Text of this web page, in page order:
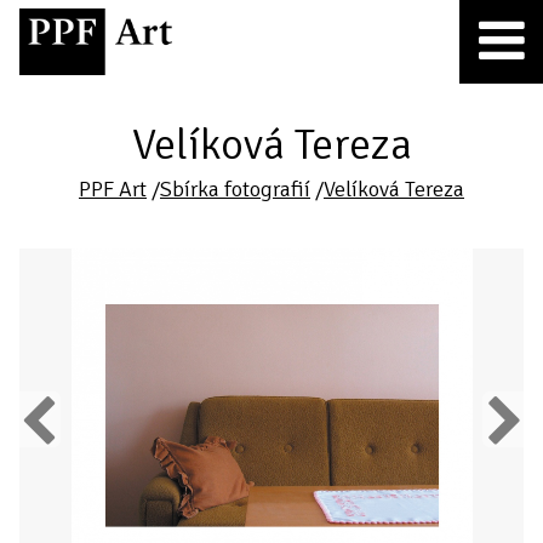
Velíková Tereza
PPF Art /Sbírka fotografií /Velíková Tereza
Previous Next